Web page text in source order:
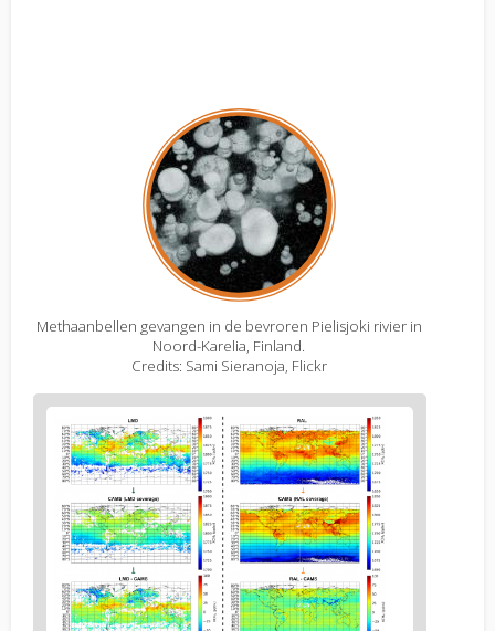
Methaanbellen gevangen in de bevroren Pielisjoki rivier in
Noord-Karelia, Finland.
Credits: Sami Sieranoja, Flickr
Figure
2
body
text